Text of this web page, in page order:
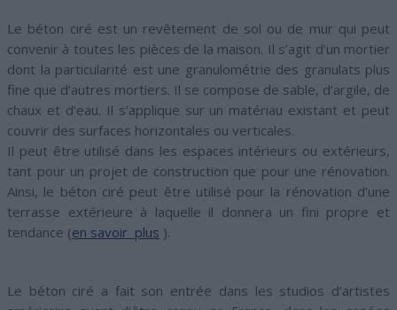
Le béton ciré est un revêtement de sol ou de mur qui peut
convenir à toutes les pièces de la maison. Il s’agit d’un mortier
dont la particularité est une granulométrie des granulats plus
fine que d’autres mortiers. Il se compose de sable, d’argile, de
chaux et d’eau. Il s’applique sur un matériau existant et peut
couvrir des surfaces horizontales ou verticales.
Il peut être utilisé dans les espaces intérieurs ou extérieurs,
tant pour un projet de construction que pour une rénovation.
Ainsi, le béton ciré peut être utilisé pour la rénovation d’une
terrasse extérieure à laquelle il donnera un fini propre et
tendance (en savoir plus ).
Le béton ciré a fait son entrée dans les studios d’artistes